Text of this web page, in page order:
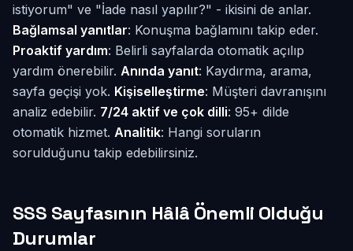
istiyorum" ve "İade nasıl yapılır?" - ikisini de anlar.
Bağlamsal yanıtlar: Konuşma bağlamını takip eder.
Proaktif yardım: Belirli sayfalarda otomatik açılıp
yardım önerebilir. Anında yanıt: Kaydırma, arama,
sayfa geçişi yok. Kişiselleştirme: Müşteri davranışını
analiz edebilir. 7/24 aktif ve çok dilli: 95+ dilde
otomatik hizmet. Analitik: Hangi soruların
sorulduğunu takip edebilirsiniz.
SSS Sayfasının Hâlâ Önemli Olduğu
Durumlar